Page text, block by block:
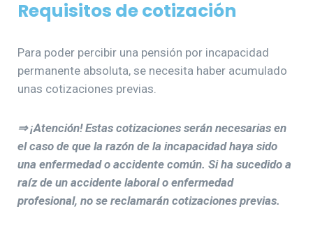
Requisitos de cotización
Para poder percibir una pensión por incapacidad
permanente absoluta, se necesita haber acumulado
unas cotizaciones previas.
⇒ ¡Atención! Estas cotizaciones serán necesarias en
el caso de que la razón de la incapacidad haya sido
una enfermedad o accidente común. Si ha sucedido a
raíz de un accidente laboral o enfermedad
profesional, no se reclamarán cotizaciones previas.